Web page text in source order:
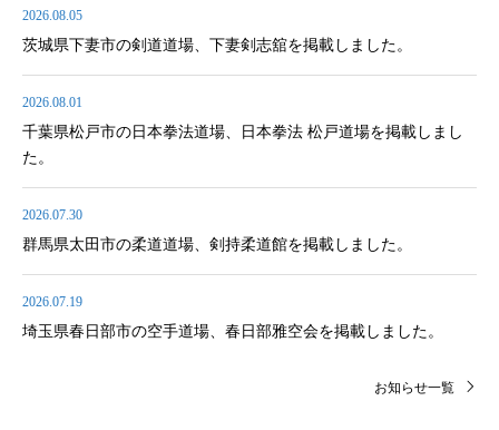
2026.08.05
茨城県下妻市の剣道道場、下妻剣志舘を掲載しました。
2026.08.01
千葉県松戸市の日本拳法道場、日本拳法 松戸道場を掲載しまし
た。
2026.07.30
群馬県太田市の柔道道場、剣持柔道館を掲載しました。
2026.07.19
埼玉県春日部市の空手道場、春日部雅空会を掲載しました。
お知らせ一覧